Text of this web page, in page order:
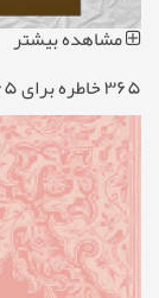
مشاهده بیشتر
۳۶۵ خاطره برای ۳۶۵ روز